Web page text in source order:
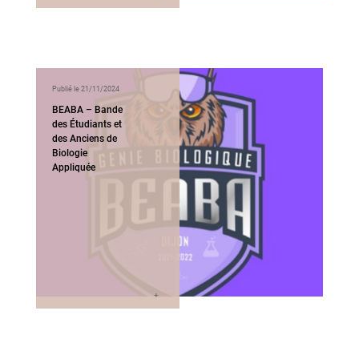
Publié le 21/11/2024
BEABA – Bande
des Étudiants et
des Anciens de
Biologie
Appliquée